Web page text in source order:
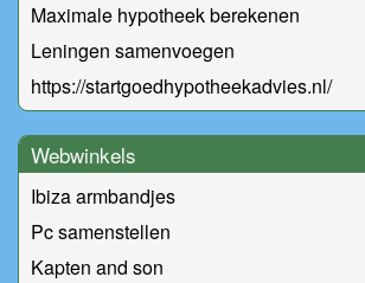
Maximale hypotheek berekenen
Leningen samenvoegen
https://startgoedhypotheekadvies.nl/
Webwinkels
Ibiza armbandjes
Pc samenstellen
Kapten and son